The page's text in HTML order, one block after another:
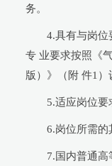
务。
4.具有与岗位
专 业要求按照《
版）》（附 件1
5.适应岗位
6.岗位所需的
7.国内普通